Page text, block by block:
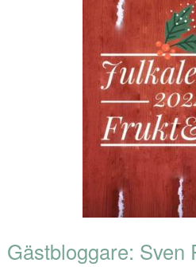
Gästbloggare: Sven